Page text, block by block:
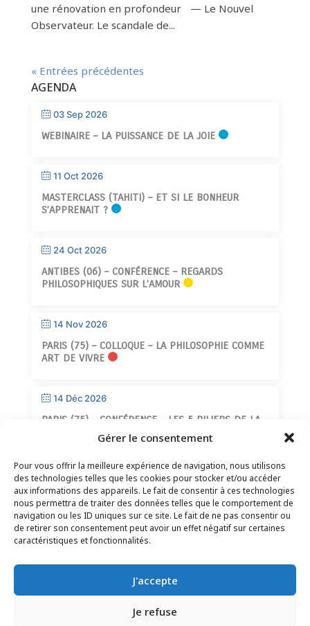
Gérer le consentement
Pour vous offrir la meilleure expérience de navigation, nous utilisons
des technologies telles que les cookies pour stocker et/ou accéder
aux informations des appareils. Le fait de consentir à ces technologies
nous permettra de traiter des données telles que le comportement de
navigation ou les ID uniques sur ce site. Le fait de ne pas consentir ou
de retirer son consentement peut avoir un effet négatif sur certaines
caractéristiques et fonctionnalités.
J'accepte
Je refuse
une rénovation en profondeur — Le Nouvel
Observateur. Le scandale de...
« Entrées précédentes
AGENDA
03 Sep 2026
WEBINAIRE – LA PUISSANCE DE LA JOIE
11 Oct 2026
MASTERCLASS (TAHITI) – ET SI LE BONHEUR
S’APPRENAIT ?
24 Oct 2026
ANTIBES (06) – CONFÉRENCE – REGARDS
PHILOSOPHIQUES SUR L’AMOUR
14 Nov 2026
PARIS (75) – COLLOQUE – LA PHILOSOPHIE COMME
ART DE VIVRE
14 Déc 2026
PARIS (75) – CONFÉRENCE – LES 5 PILIERS DE LA
CONTACT–MENTIONS LÉGALES